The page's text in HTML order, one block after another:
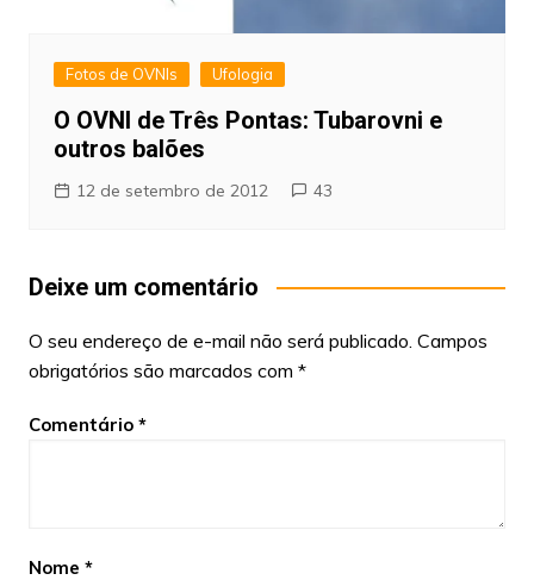
Fotos de OVNIs Ufologia
O OVNI de Três Pontas: Tubarovni e
outros balões
12 de setembro de 2012 43
Deixe um comentário
O seu endereço de e-mail não será publicado. Campos
obrigatórios são marcados com *
Comentário *
Nome *